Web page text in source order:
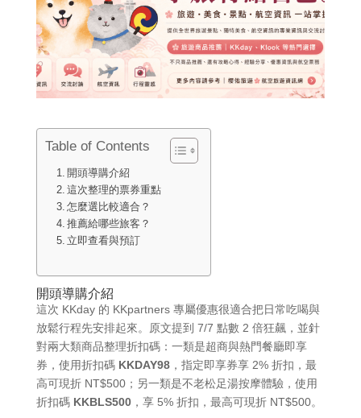
Table of Contents
開頭導購介紹
這次整理的票券重點
怎麼選比較適合？
推薦給哪些旅客？
立即查看與預訂
開頭導購介紹
這次 KKday 的 KKpartners 專屬優惠很適合把日常吃喝與
放鬆行程先安排起來。原文提到 7/7 點數 2 倍狂飆，並針
對兩大類商品整理折扣碼：一類是超商與熱門餐廳即享
券，使用折扣碼 KKDAY98，指定即享券享 2% 折扣，最
高可現折 NT$500；另一類是不老松足湯按摩體驗，使用
折扣碼 KKBLS500，享 5% 折扣，最高可現折 NT$500。